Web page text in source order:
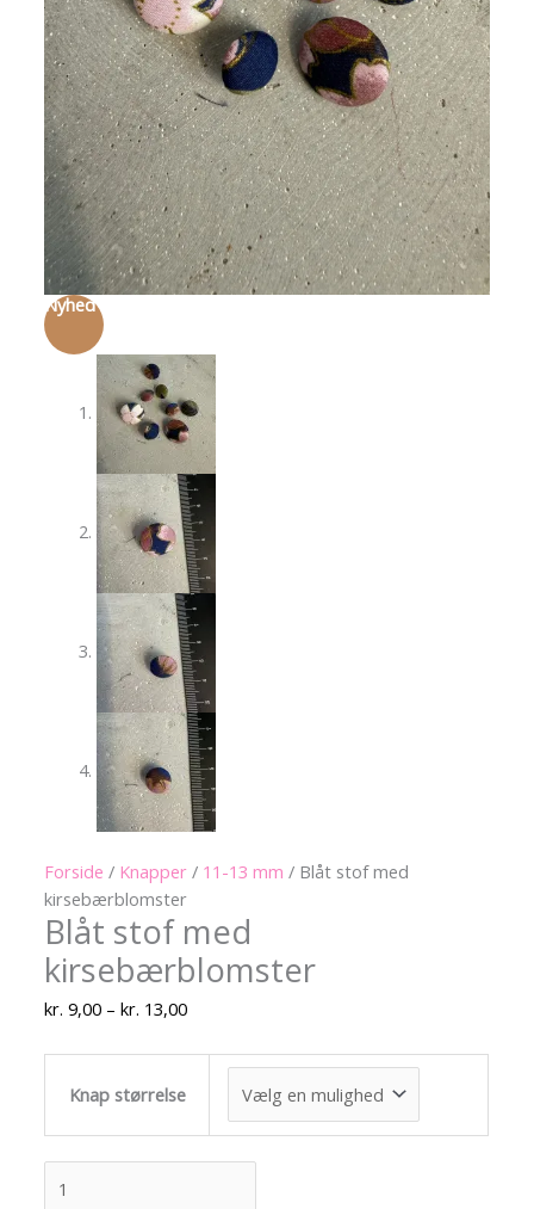
Nyhed
Forside / Knapper / 11-13 mm / Blåt stof med
kirsebærblomster
Blåt stof med
kirsebærblomster
kr. 9,00 – kr. 13,00
Knap størrelse